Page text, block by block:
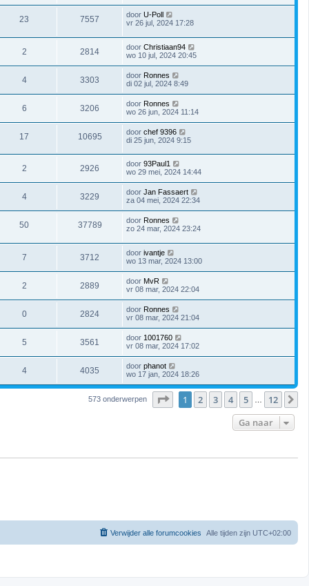
23 7557 door U-Poll
vr 26 jul, 2024 17:28
2 2814 door Christiaan94
wo 10 jul, 2024 20:45
4 3303 door Ronnes
di 02 jul, 2024 8:49
6 3206 door Ronnes
wo 26 jun, 2024 11:14
17 10695 door chef 9396
di 25 jun, 2024 9:15
2 2926 door 93Paul1
wo 29 mei, 2024 14:44
4 3229 door Jan Fassaert
za 04 mei, 2024 22:34
50 37789 door Ronnes
zo 24 mar, 2024 23:24
7 3712 door ivantje
wo 13 mar, 2024 13:00
2 2889 door MvR
vr 08 mar, 2024 22:04
0 2824 door Ronnes
vr 08 mar, 2024 21:04
5 3561 door 1001760
vr 08 mar, 2024 17:02
4 4035 door phanot
wo 17 jan, 2024 18:26
573 onderwerpen Pagina1 van 12
1 2 3 4 5 12
Ga naar
Alle tijden zijn UTC+02:00
Verwijder alle forumcookies